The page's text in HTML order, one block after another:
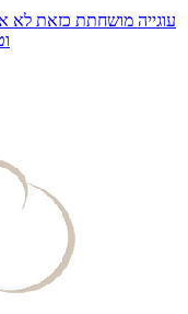
עוגייה מושחתת כזאת לא